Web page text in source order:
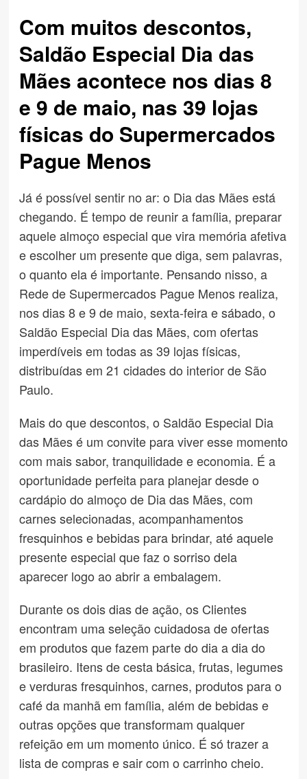
Com muitos descontos,
Saldão Especial Dia das
Mães acontece nos dias 8
e 9 de maio, nas 39 lojas
físicas do Supermercados
Pague Menos
Já é possível sentir no ar: o Dia das Mães está
chegando. É tempo de reunir a família, preparar
aquele almoço especial que vira memória afetiva
e escolher um presente que diga, sem palavras,
o quanto ela é importante. Pensando nisso, a
Rede de Supermercados Pague Menos realiza,
nos dias 8 e 9 de maio, sexta-feira e sábado, o
Saldão Especial Dia das Mães, com ofertas
imperdíveis em todas as 39 lojas físicas,
distribuídas em 21 cidades do interior de São
Paulo.
Mais do que descontos, o Saldão Especial Dia
das Mães é um convite para viver esse momento
com mais sabor, tranquilidade e economia. É a
oportunidade perfeita para planejar desde o
cardápio do almoço de Dia das Mães, com
carnes selecionadas, acompanhamentos
fresquinhos e bebidas para brindar, até aquele
presente especial que faz o sorriso dela
aparecer logo ao abrir a embalagem.
Durante os dois dias de ação, os Clientes
encontram uma seleção cuidadosa de ofertas
em produtos que fazem parte do dia a dia do
brasileiro. Itens de cesta básica, frutas, legumes
e verduras fresquinhos, carnes, produtos para o
café da manhã em família, além de bebidas e
outras opções que transformam qualquer
refeição em um momento único. É só trazer a
lista de compras e sair com o carrinho cheio.